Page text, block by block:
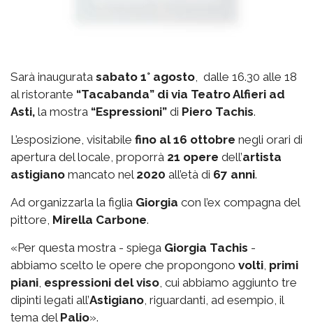
Sarà inaugurata sabato 1° agosto , dalle 16.30 alle 18
al ristorante “Tacabanda” di via Teatro Alfieri ad
Asti, la mostra “Espressioni” di Piero Tachis.
L’esposizione, visitabile fino al 16 ottobre negli orari di
apertura del locale, proporrà 21 opere dell’artista
astigiano mancato nel 2020 all’età di 67 anni.
Ad organizzarla la figlia Giorgia con l’ex compagna del
pittore, Mirella Carbone.
«Per questa mostra - spiega Giorgia Tachis -
abbiamo scelto le opere che propongono volti primi
piani espressioni del viso , cui abbiamo aggiunto tre
dipinti legati all’Astigiano , riguardanti, ad esempio, il
tema del Palio».